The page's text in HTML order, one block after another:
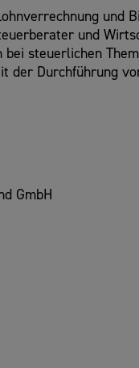
und
und
steuerlichen
der Durchführung
GmbH